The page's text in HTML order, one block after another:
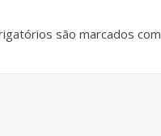
são marcados com